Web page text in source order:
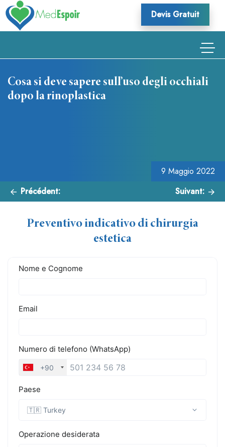
Skip
to
content
Devis Gratuit
Cosa si deve sapere sull’uso degli occhiali
dopo la rinoplastica
9 Maggio 2022
Précédent: Suivant:
Preventivo indicativo di chirurgia
estetica